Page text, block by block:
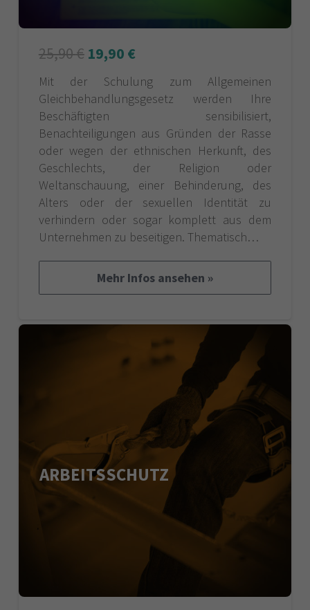
25,90€ 19,90 €
Mit der Schulung zum Allgemeinen
Gleichbehandlungsgesetz werden Ihre
Beschäftigten sensibilisiert,
Benachteiligungen aus Gründen der Rasse
oder wegen der ethnischen Herkunft, des
Geschlechts, der Religion oder
Weltanschauung, einer Behinderung, des
Alters oder der sexuellen Identität zu
verhindern oder sogar komplett aus dem
Unternehmen zu beseitigen. Thematisch…
Mehr Infos ansehen »
ARBEITSSCHUTZ